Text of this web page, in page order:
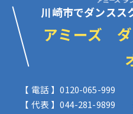
川崎市でダンスス
アミーズ
【 電話 】0120-065-999
【 代表 】044-281-9899